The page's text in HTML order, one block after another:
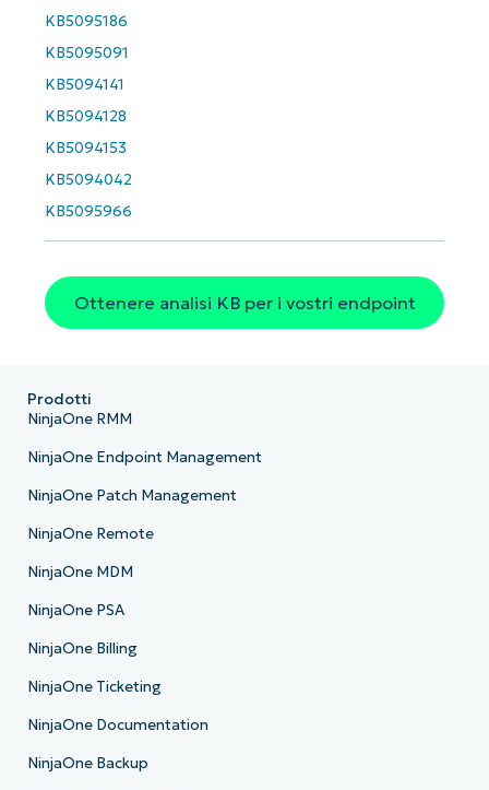
KB5095186
KB5095091
KB5094141
KB5094128
KB5094153
KB5094042
KB5095966
Ottenere analisi KB per i vostri endpoint
email*
number*
Paese
Company
name*
Prodotti
NinjaOne RMM
NinjaOne Endpoint Management
NinjaOne Patch Management
NinjaOne Remote
NinjaOne MDM
NinjaOne PSA
NinjaOne Billing
NinjaOne Ticketing
NinjaOne Documentation
NinjaOne Backup